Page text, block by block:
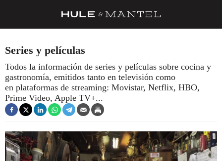
DESPENSA
BARRAS Y ESTRELLAS
DÓNDE COMER
ÍDOLOS DE MESAS
CUADERNO DE VIAJE
Series y películas
Todos la información de series y películas sobre cocina y
gastronomía, emitidos tanto en televisión como
en plataformas de streaming: Movistar, Netflix, HBO,
Prime Video, Apple TV+...